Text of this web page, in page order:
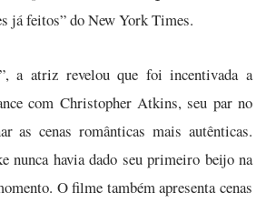
já feitos” do New York Times.
a atriz revelou que foi incentivada a
com Christopher Atkins, seu par no
as cenas românticas mais autênticas.
nunca havia dado seu primeiro beijo na
O filme também apresenta cenas